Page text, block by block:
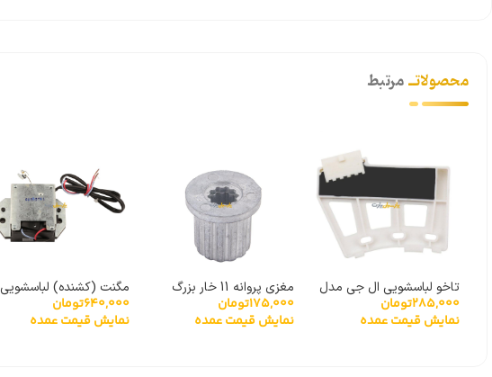
محصولاتــمرتبط
تاخو لباسشویی ال جی مدل
گیربکسی 6501KW2001A
285,000تومان
نمایش قیمت عمده
مغزی پروانه 11 خار بزرگ
175,000تومان
نمایش قیمت عمده
مگنت (کشنده) لباسشویی
XPQ-6
640,000تومان
نمایش قیمت عمده